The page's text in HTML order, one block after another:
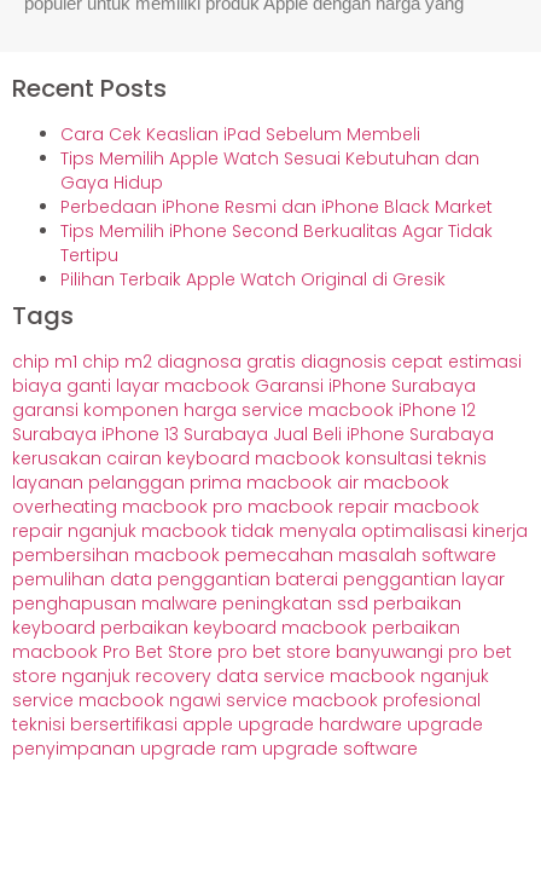
Recent Posts
Cara Cek Keaslian iPad Sebelum Membeli
Tips Memilih Apple Watch Sesuai Kebutuhan dan
Gaya Hidup
Perbedaan iPhone Resmi dan iPhone Black Market
Tips Memilih iPhone Second Berkualitas Agar Tidak
Tertipu
Pilihan Terbaik Apple Watch Original di Gresik
Tags
chip m1 chip m2 diagnosa gratis diagnosis cepat estimasi
biaya ganti layar macbook Garansi iPhone Surabaya
garansi komponen harga service macbook iPhone 12
Surabaya iPhone 13 Surabaya Jual Beli iPhone Surabaya
kerusakan cairan keyboard macbook konsultasi teknis
layanan pelanggan prima macbook air macbook
overheating macbook pro macbook repair macbook
repair nganjuk macbook tidak menyala optimalisasi kinerja
pembersihan macbook pemecahan masalah software
pemulihan data penggantian baterai penggantian layar
penghapusan malware peningkatan ssd perbaikan
keyboard perbaikan keyboard macbook perbaikan
macbook Pro Bet Store pro bet store banyuwangi pro bet
store nganjuk recovery data service macbook nganjuk
service macbook ngawi service macbook profesional
teknisi bersertifikasi apple upgrade hardware upgrade
penyimpanan upgrade ram upgrade software